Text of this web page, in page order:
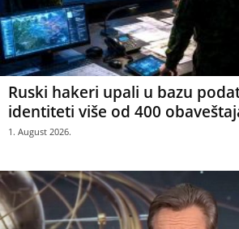
Ruski hakeri upali u bazu
identiteti više od 400
1. August 2026.